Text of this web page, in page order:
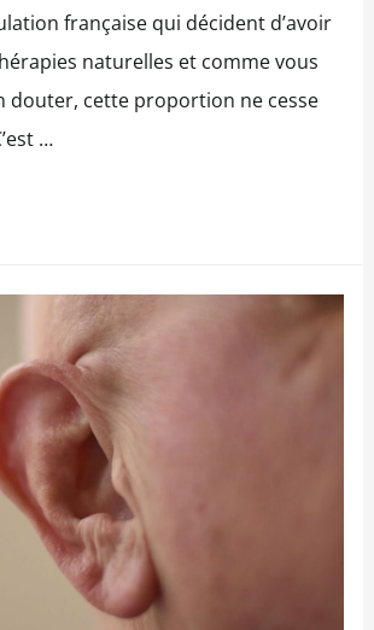
française qui décident d’avoir
naturelles et comme vous
douter, cette proportion ne cesse
…